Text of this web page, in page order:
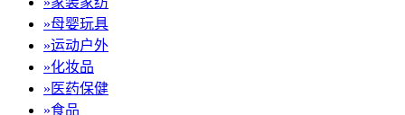
»母婴玩具
»运动户外
»化妆品
» 医药保健
»食品